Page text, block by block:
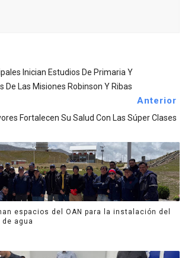
Inician Estudios De Primaria Y
De Las Misiones Robinson Y Ribas
Anterior
Fortalecen Su Salud Con Las Súper Clases
espacios del OAN para la instalación del
agua